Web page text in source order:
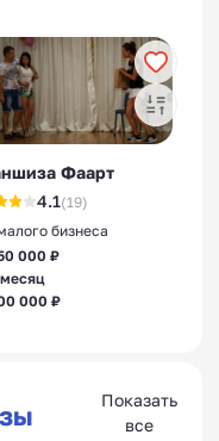
Фаарт
4.1(19)
бизнеса
000 ₽
000 ₽
Показать
все